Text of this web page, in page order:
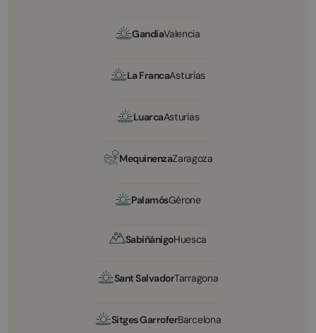
GandíaValencia
La FrancaAsturias
LuarcaAsturias
MequinenzaZaragoza
PalamósGérone
SabiñánigoHuesca
Sant SalvadorTarragona
Sitges GarroferBarcelona